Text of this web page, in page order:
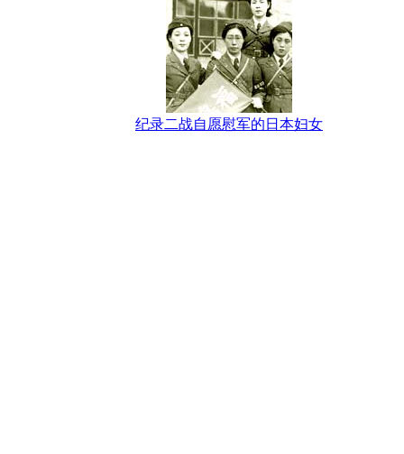
纪录二战自愿慰军的日本妇女